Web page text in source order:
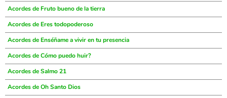
Acordes de Fruto bueno de la tierra
Acordes de Eres todopoderoso
Acordes de Enséñame a vivir en tu presencia
Acordes de Cómo puedo huir?
Acordes de Salmo 21
Acordes de Oh Santo Dios